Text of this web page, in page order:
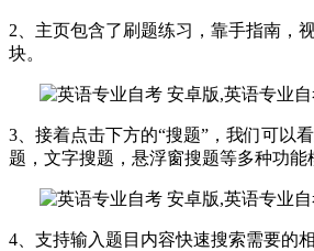
2、主页包含了刷题练习，靠手指南，
块。
3、接着点击下方的“搜题”，我们可以
题，文字搜题，悬浮窗搜题等多种功能
4、支持输入题目内容快速搜索需要的相